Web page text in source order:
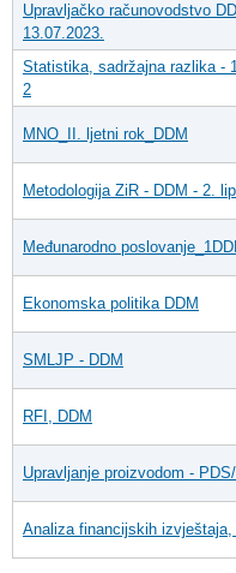
Upravljačko računovodstvo
13.07.2023.
Statistika, sadržajna razlika -
2
MNO_II. ljetni rok_DDM
Metodologija ZiR - DDM - 2.
Međunarodno
Ekonomska politika DDM
SMLJP - DDM
RFI, DDM
Upravljanje proizvodom -
Analiza financijskih izvještaja,